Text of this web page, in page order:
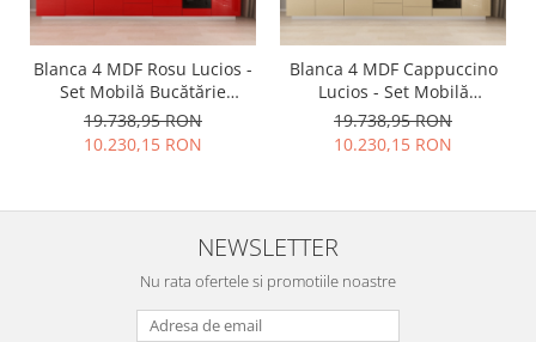
Blanca 4 MDF Rosu Lucios -
Set Mobilă Bucătărie
Modulară Modernă MDF
4.2m Premium
Configurabilă deschidere
19.738,95 RON
10.230,15 RON
Blanca 4 MDF Cappuccino
Lucios - Set Mobilă
Bucătărie Modulară
Modernă MDF 4.2m
Premium Configurabilă
19.738,95 RON
10.230,15 RON
NEWSLETTER
Nu rata ofertele si promotiile noastre